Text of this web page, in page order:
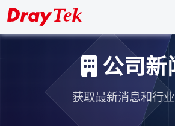
公司新
获取最新消息和行